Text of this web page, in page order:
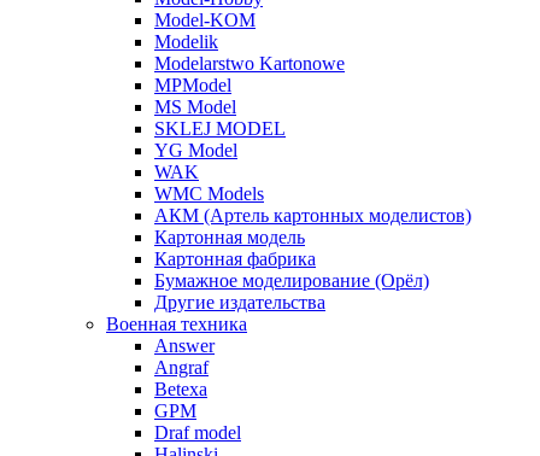
Model-KOM
Modelik
Modelarstwo Kartonowe
MPModel
MS Model
SKLEJ MODEL
YG Model
WAK
WMC Models
АКМ (Артель картонных моделистов)
Картонная модель
Картонная фабрика
Бумажное моделирование (Орёл)
Другие издательства
Военная техника
Answer
Angraf
Betexa
GPM
Draf model